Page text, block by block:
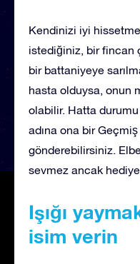
Kendinizi iyi
istediğiniz, bir fincan
bir battaniyeye
hasta olduysa, onun
olabilir. Hatta
adına ona bir
gönderebilirsiniz.
sevmez ancak
Işığı
isim verin